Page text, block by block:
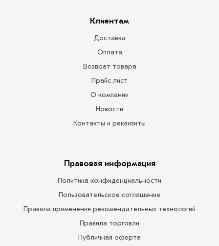
Клиентам
Доставка
Оплата
Возврат товара
Прайс лист
О компании
Новости
Контакты и реквизиты
Правовая информация
Политика конфиденциальности
Пользовательское соглашение
Правила применения рекомендательных технологий
Правила торговли
Публичная оферта